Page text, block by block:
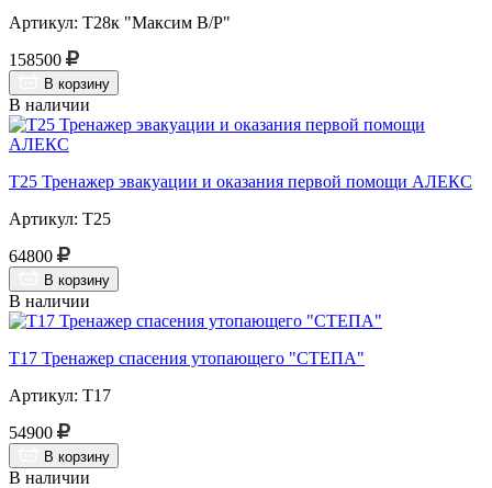
Артикул: Т28к "Максим В/Р"
158500
В корзину
В наличии
Т25 Тренажер эвакуации и оказания первой помощи АЛЕКС
Артикул: Т25
64800
В корзину
В наличии
Т17 Тренажер спасения утопающего "СТЕПА"
Артикул: Т17
54900
В корзину
В наличии